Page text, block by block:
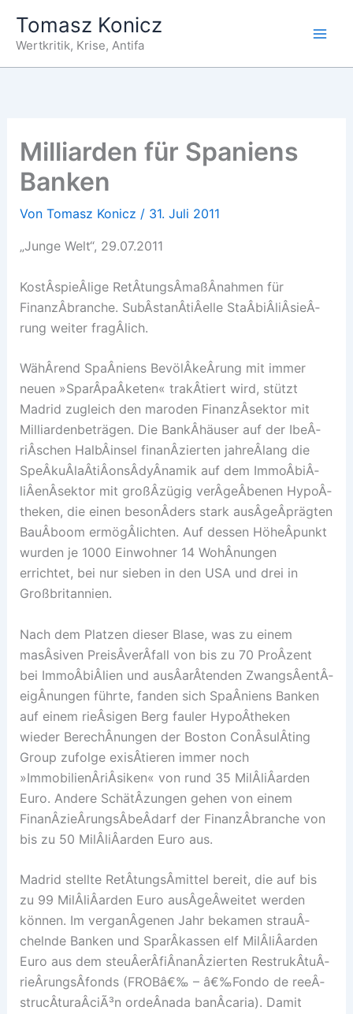
Inhalt
springen
Tomasz Konicz
Wertkritik, Krise, Antifa
Milliarden für Spaniens
Banken
Von Tomasz Konicz / 31. Juli 2011
„Junge Welt“, 29.07.2011
KostÂ­spieÂ­lige RetÂ­tungsÂ­maßÂ­nahmen für
FinanzÂ­branche. SubÂ­stanÂ­tiÂ­elle StaÂ­biÂ­liÂ­sieÂ­
rung weiter fragÂ­lich.
WähÂ­rend SpaÂ­niens BevölÂ­keÂ­rung mit immer
neuen »SparÂ­paÂ­keten« trakÂ­tiert wird, stützt
Madrid zugleich den maroden FinanzÂ­sektor mit
Milliardenbeträgen. Die BankÂ­häuser auf der IbeÂ­
riÂ­schen HalbÂ­insel finanÂ­zierten jahreÂ­lang die
SpeÂ­kuÂ­laÂ­tiÂ­onsÂ­dyÂ­namik auf dem ImmoÂ­biÂ­
liÂ­enÂ­sektor mit großÂ­zügig verÂ­geÂ­benen HypoÂ­
theken, die einen besonÂ­ders stark ausÂ­geÂ­prägten
BauÂ­boom ermögÂ­lichten. Auf dessen HöheÂ­punkt
wurden je 1000 Einwohner 14 WohÂ­nungen
errichtet, bei nur sieben in den USA und drei in
Großbritannien.
Nach dem Platzen dieser Blase, was zu einem
masÂ­siven PreisÂ­verÂ­fall von bis zu 70 ProÂ­zent
bei ImmoÂ­biÂ­lien und ausÂ­arÂ­tenden ZwangsÂ­entÂ­
eigÂ­nungen führte, fanden sich SpaÂ­niens Banken
auf einem rieÂ­sigen Berg fauler HypoÂ­theken
wieder BerechÂ­nungen der Boston ConÂ­sulÂ­ting
Group zufolge exisÂ­tieren immer noch
»ImmobilienÂ­riÂ­siken« von rund 35 MilÂ­liÂ­arden
Euro. Andere SchätÂ­zungen gehen von einem
FinanÂ­zieÂ­rungsÂ­beÂ­darf der FinanzÂ­branche von
bis zu 50 MilÂ­liÂ­arden Euro aus.
Madrid stellte RetÂ­tungsÂ­mittel bereit, die auf bis
zu 99 MilÂ­liÂ­arden Euro ausÂ­geÂ­weitet werden
können. Im verganÂ­genen Jahr bekamen strauÂ­
chelnde Banken und SparÂ­kassen elf MilÂ­liÂ­arden
Euro aus dem steuÂ­erÂ­fiÂ­nanÂ­zierten RestrukÂ­tuÂ­
rieÂ­rungsÂ­fonds (FROBâ€‰ – â€‰Fondo de reeÂ­
strucÂ­turaÂ­ciÃ³n ordeÂ­nada banÂ­caria). Damit